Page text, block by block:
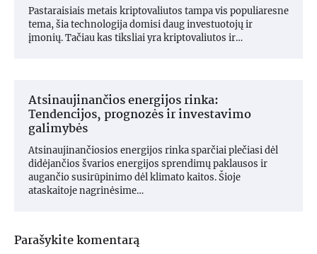
Pastaraisiais metais kriptovaliutos tampa vis populiaresne
tema, šia technologija domisi daug investuotojų ir
įmonių. Tačiau kas tiksliai yra kriptovaliutos ir…
Atsinaujinančios energijos rinka:
Tendencijos, prognozės ir investavimo
galimybės
Atsinaujinančiosios energijos rinka sparčiai plečiasi dėl
didėjančios švarios energijos sprendimų paklausos ir
augančio susirūpinimo dėl klimato kaitos. Šioje
ataskaitoje nagrinėsime…
Parašykite komentarą